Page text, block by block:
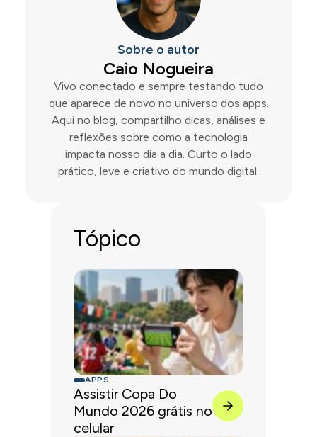
Sobre o autor
Caio Nogueira
Vivo conectado e sempre testando tudo
que aparece de novo no universo dos apps.
Aqui no blog, compartilho dicas, análises e
reflexões sobre como a tecnologia
impacta nosso dia a dia. Curto o lado
prático, leve e criativo do mundo digital.
Tópico
APPS
Assistir Copa Do
Mundo 2026 grátis no
celular